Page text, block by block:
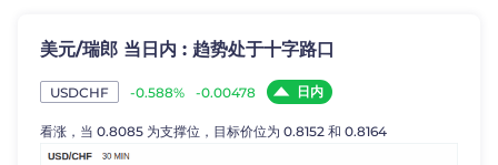
美元/瑞郎 当日内 : 趋势处于十字路口
USDCHF -0.588% -0.00478 日内
看涨，当 0.8085 为支撑位，目标价位为 0.8152 和 0.8164